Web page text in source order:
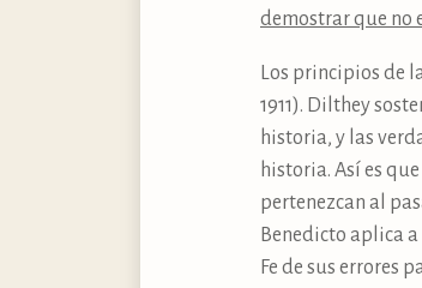
demostrar que no
Los principios de
1911). Dilthey
historia, y las
historia. Así es
pertenezcan al
Benedicto aplica
Fe de sus errores